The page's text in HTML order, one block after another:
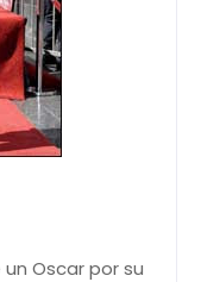
Oscar por su